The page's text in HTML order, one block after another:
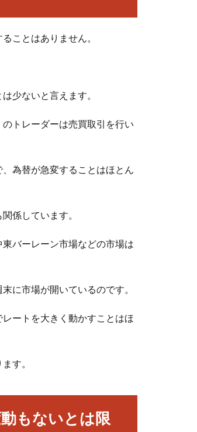
ことはありません。
少ないと言えます。
トレーダーは売買取引を行い
為替が急変することはほとん
係しています。
バーレーン市場などの市場は
に市場が開いているのです。
ートを大きく動かすことはほ
す。
もないとは限